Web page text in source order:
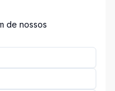
de nossos